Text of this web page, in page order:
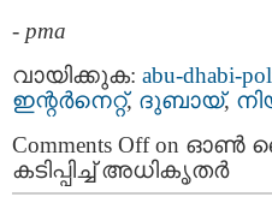
- pma
വായിക്കുക: abu-dhabi-
ഇന്റര്‍നെറ്റ്‌, ദുബായ്‌,
Comments Offon ഓൺ
കടിപ്പിച്ച് അധികൃതർ